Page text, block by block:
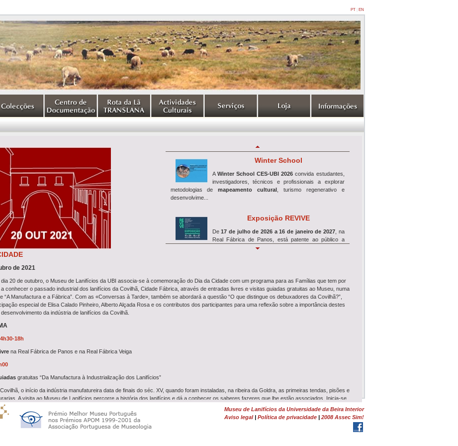
PT| EN
Winter School
A Winter School CES-UBI 2026 convida estudantes,
investigadores, técnicos e profissionais a explorar
metodologias demapeamento cultural , turismo regenerativo e
desenvolvime...
Exposição REVIVE
De17 de julho de 2026 a 16 de janeiro de 2027, na
Real Fábrica de Panos, está patente ao público a
Entre14 e 18 de julho, o Museu de Lanifícios acolhe
osimpósio de encerramentodo projeto de
investigação REVIVE, que inclui seminário,...
Feltragemda Lã Churra Mondegueira realizam-se no
dia 26 de junho, às 10h00, na Quinta da Lameagro, em Pe...
de 2021
20 de outubro, o Museu de Lanifícios da UBI associa-se à comemoração do Dia da Cidade com um programa para as Famílias que tem por
conhecer o passado industrial dos lanifícios da Covilhã, Cidade Fábrica, através de entradas livres e visitas guiadas gratuitas ao Museu, numa
“A Manufactura e a Fábrica”. Com as «Conversas à Tarde», também se abordará a questão “O que distingue os debuxadores da Covilhã?”,
especial de Elisa Calado Pinheiro, Alberto Alçada Rosa e os contributos dos participantes para uma reflexão sobre a importância destes
da indústria de lanifícios da Covilhã.
18h
na Real Fábrica de Panos e na Real Fábrica Veiga
gratuitas “Da Manufactura à Industrialização dos Lanifícios”
o início da indústria manufatureira data de finais do séc. XV, quando foram instaladas, na ribeira da Goldra, as primeiras tendas, pisões e
A visita ao Museu de Lanifícios percorre a história dos lanifícios e dá a conhecer os saberes fazeres que lhe estão associados. Inicia-se
Real Fábrica de Panos, manufatura de estado criada pelo Marquês de Pombal em 1764, e conclui-se na Real Fábrica Veiga, onde se apresenta o
da industrialização dos lanifícios em Portugal. É um programa ótimo para fazer em família e ficar a conhecer melhor a indústria de lanifícios
Covilhã, Cidade Fábrica
Museu de Lanifícios da Universidade da Beira Interior
Aviso legal | Política de privacidade | 2008 Assec Sim!